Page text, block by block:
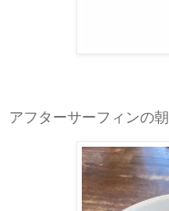
アフターサーフィンの